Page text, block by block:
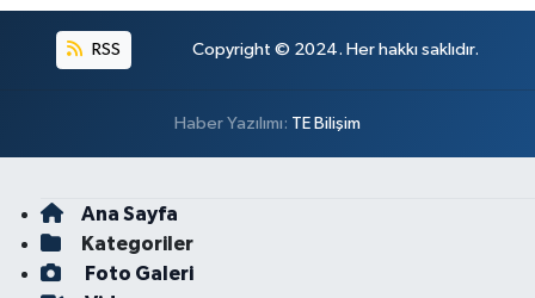
RSS Copyright © 2024. Her hakkı saklıdır.
Haber Yazılımı: TE Bilişim
Ana Sayfa
Kategoriler
Foto Galeri